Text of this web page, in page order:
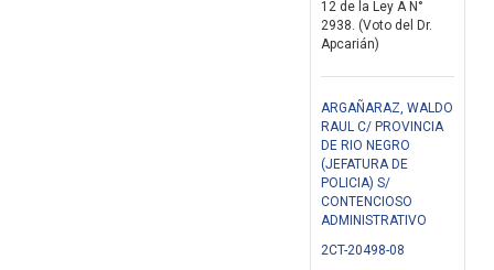
12 de la Ley A N°
2938. (Voto del Dr.
Apcarián)
ARGAÑARAZ, WALDO
RAUL C/ PROVINCIA
DE RIO NEGRO
(JEFATURA DE
POLICIA) S/
CONTENCIOSO
ADMINISTRATIVO
2CT-20498-08